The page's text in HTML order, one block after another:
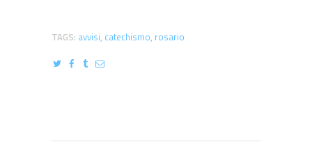
TAGS: avvisi, catechismo, rosario